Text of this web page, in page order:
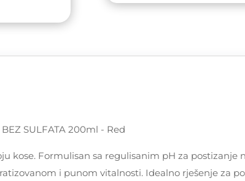
količina
SULFATA 200ml - Red
kose. Formulisan sa regulisanim pH za postizanje
i punom vitalnosti. Idealno rješenje za